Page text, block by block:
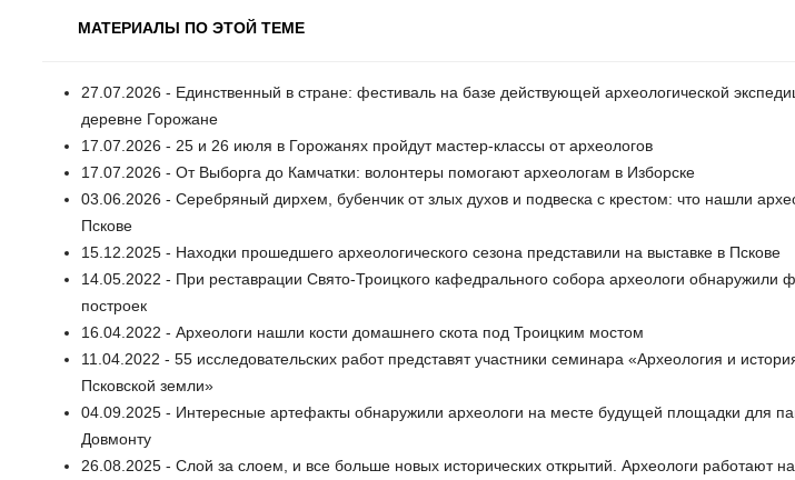
МАТЕРИАЛЫ ПО ЭТОЙ ТЕМЕ
27.07.2026 - Единственный в стране: фестиваль на базе действующей археологической
деревне Горожане
17.07.2026 - 25 и 26 июля в Горожанях пройдут мастер-классы от археологов
17.07.2026 - От Выборга до Камчатки: волонтеры помогают археологам в Изборске
03.06.2026 - Серебряный дирхем, бубенчик от злых духов и подвеска с крестом: что нашли
Пскове
15.12.2025 - Находки прошедшего археологического сезона представили на выставке в Пскове
14.05.2022 - При реставрации Свято-Троицкого кафедрального собора археологи обнаружили
построек
16.04.2022 - Археологи нашли кости домашнего скота под Троицким мостом
11.04.2022 - 55 исследовательских работ представят участники семинара «Археология и
Псковской земли»
04.09.2025 - Интересные артефакты обнаружили археологи на месте будущей площадки для
Довмонту
26.08.2025 - Слой за слоем, и все больше новых исторических открытий. Археологи работают